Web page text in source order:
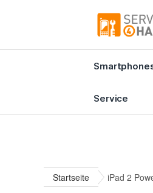
Service
Startseite iPad 2